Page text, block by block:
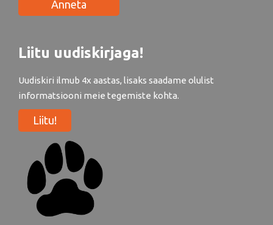
Anneta
Liitu uudiskirjaga!
Uudiskiri ilmub 4x aastas, lisaks saadame olulist
informatsiooni meie tegemiste kohta.
Liitu!